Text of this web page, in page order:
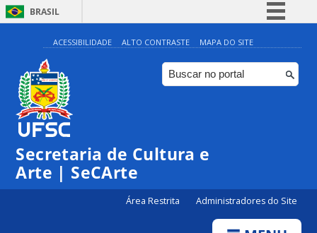
BRASIL
Simplifique!
Comunica BR
Participe
ACESSIBILIDADE ALTO CONTRASTE MAPA DO SITE
Secretaria de Cultura e
Arte | SeCArte
Área Restrita Administradores do Site